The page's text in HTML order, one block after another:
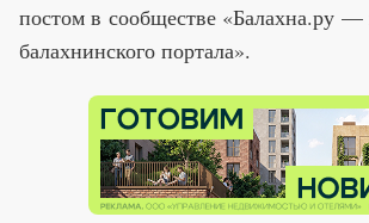
постом в сообществе «Балахна.ру —
балахнинского портала».